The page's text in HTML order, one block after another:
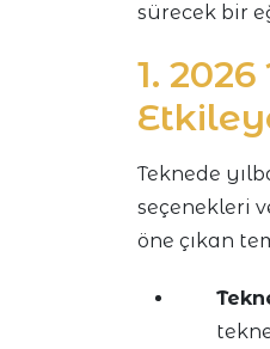
sürecek bir
1.
Teknede
seçenekleri
öne çıkan